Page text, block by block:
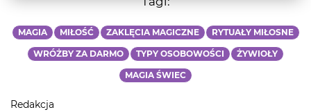
MAGIA MIŁOŚĆ ZAKLĘCIA MAGICZNE RYTUAŁY MIŁOSNE
WRÓŻBY ZA DARMO TYPY OSOBOWOŚCI ŻYWIOŁY
MAGIA ŚWIEC
Redakcja